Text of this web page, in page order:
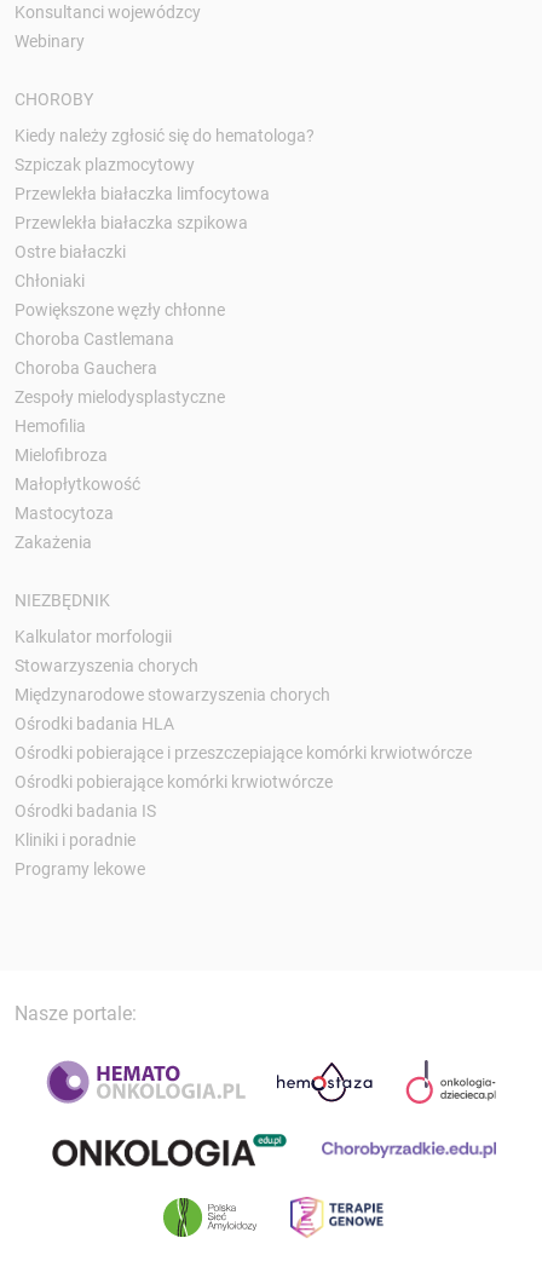
Konsultanci wojewódzcy
Webinary
CHOROBY
Kiedy należy zgłosić się do hematologa?
Szpiczak plazmocytowy
Przewlekła białaczka limfocytowa
Przewlekła białaczka szpikowa
Ostre białaczki
Chłoniaki
Powiększone węzły chłonne
Choroba Castlemana
Choroba Gauchera
Zespoły mielodysplastyczne
Hemofilia
Mielofibroza
Małopłytkowość
Mastocytoza
Zakażenia
NIEZBĘDNIK
Kalkulator morfologii
Stowarzyszenia chorych
Międzynarodowe stowarzyszenia chorych
Ośrodki badania HLA
Ośrodki pobierające i przeszczepiające komórki krwiotwórcze
Ośrodki pobierające komórki krwiotwórcze
Ośrodki badania IS
Kliniki i poradnie
Programy lekowe
Nasze portale: